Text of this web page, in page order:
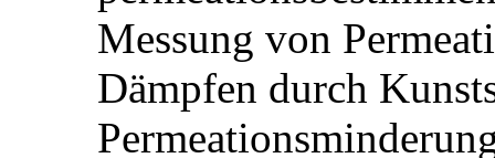
Messung von
Dämpfen durch